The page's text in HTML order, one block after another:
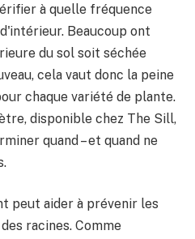
à quelle fréquence
Beaucoup ont
du sol soit séchée
cela vaut donc la peine
chaque variété de plante.
disponible chez The Sill,
quand – et quand ne
peut aider à prévenir les
racines. Comme